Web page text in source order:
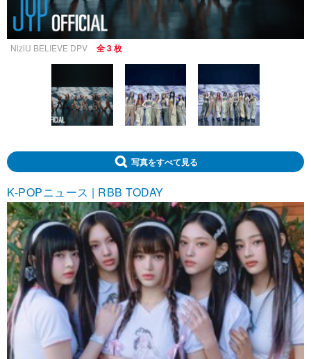
NiziU BELIEVE DPV 全 3 枚
写真をすべて見る
K-POPニュース | RBB TODAY